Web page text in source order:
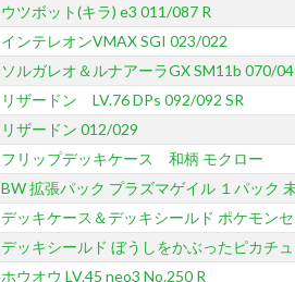
ウツボット(キラ) e3 011/087 R
インテレオンVMAX SGI 023/022
ソルガレオ＆ルナアーラGX SM11b 070/
リザードン LV.76 DPs 092/092 SR
リザードン 012/029
フリップデッキケース 和柄 モクロー
BW 拡張パック プラズマゲイル １パック
デッキケース＆デッキシールド ポケモン
デッキシールド ぼうしをかぶったピカチ
ホウオウ LV.45 neo3 No.250 R